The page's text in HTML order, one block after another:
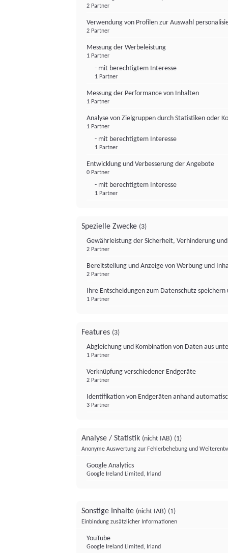
2 Partner
Verwendung von Profilen zur Auswahl
2 Partner
Messung der Werbeleistung
1 Partner
- mit berechtigtem Interesse
1 Partner
Messung der Performance von Inhalten
1 Partner
Analyse von Zielgruppen durch Statistiken oder
1 Partner
- mit berechtigtem Interesse
1 Partner
Entwicklung und Verbesserung der Angebote
0 Partner
- mit berechtigtem Interesse
1 Partner
Spezielle Zwecke (3)
Gewährleistung der Sicherheit, Verhinderung
2 Partner
Bereitstellung und Anzeige von Werbung und
2 Partner
Ihre Entscheidungen zum Datenschutz
1 Partner
Features (3)
Abgleichung und Kombination von Daten aus
1 Partner
Verknüpfung verschiedener Endgeräte
2 Partner
Identifikation von Endgeräten anhand
3 Partner
Analyse / Statistik (nicht IAB) (1)
Anonyme Auswertung zur Fehlerbehebung und
Google Analytics
Google Ireland Limited, Irland
Sonstige Inhalte (nicht IAB) (1)
Einbindung zusätzlicher Informationen
YouTube
Google Ireland Limited, Irland